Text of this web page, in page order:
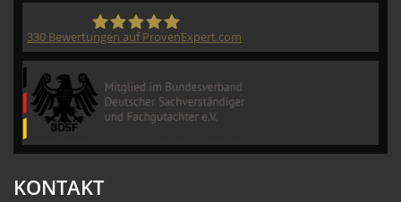
330 Bewertungen auf ProvenExpert.com
KONTAKT